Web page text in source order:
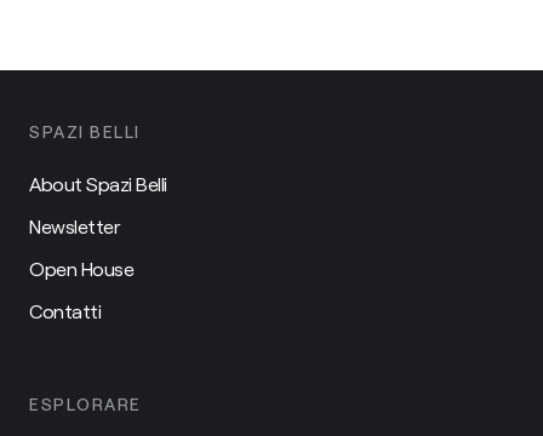
SPAZI BELLI
About Spazi Belli
Newsletter
Open House
Contatti
ESPLORARE